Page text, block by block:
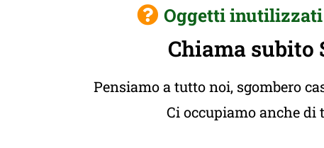
Oggetti inutilizzati
Chiama subito
Pensiamo a tutto noi, sgombero
Ci occupiamo anche